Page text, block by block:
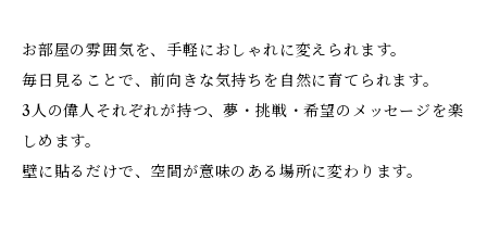
お部屋の雰囲気を、手軽におしゃれに変えられます。
毎日見ることで、前向きな気持ちを自然に育てられます。
3人の偉人それぞれが持つ、夢・挑戦・希望のメッセージを楽
しめます。
壁に貼るだけで、空間が意味のある場所に変わります。